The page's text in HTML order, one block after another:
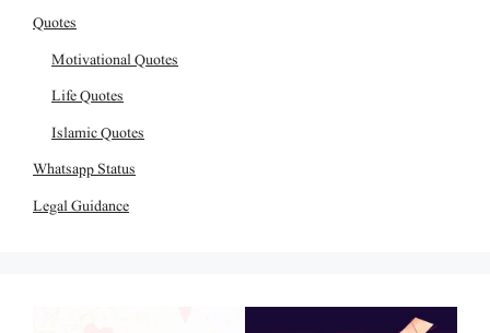
Quotes
Motivational Quotes
Life Quotes
Islamic Quotes
Whatsapp Status
Legal Guidance